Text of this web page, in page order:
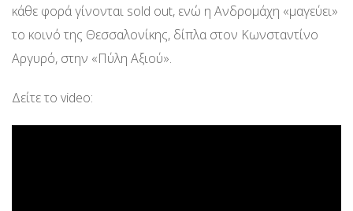
κάθε φορά γίνονται sold out, ενώ η Ανδρομάχη «μαγεύει»
το κοινό της Θεσσαλονίκης, δίπλα στον Κωνσταντίνο
Αργυρό, στην «Πύλη Αξιού».
Δείτε το video: